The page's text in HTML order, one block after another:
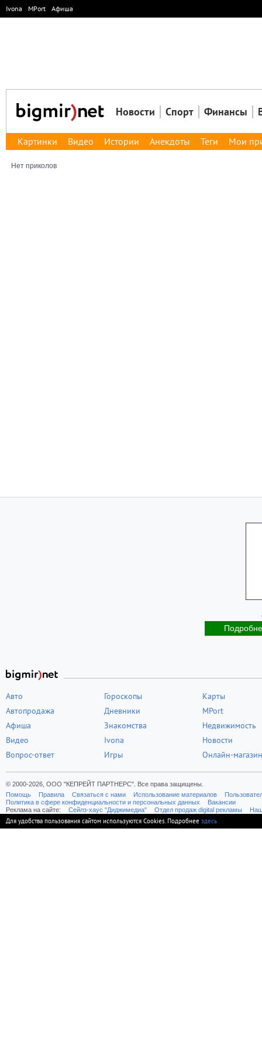
Ivona MPort Афиша
Новости Спорт Финансы
Картинки Видео Истории Анекдоты Теги Мои
Нет приколов
Авто
Автопродажа
Афиша
Видео
Вопрос-ответ
Гороскопы
Дневники
Знакомства
Ivona
Игры
Карты
MPort
Недвижимость
Новости
Онлайн-магазин
© 2000-2026, ООО "КЕПРЕЙТ ПАРТНЕРС". Все права защищены.
Помощь
Правила Связаться с нами Использование материалов
Политика в сфере конфиденциальности и персональных данных
Вакансии
Реклама на сайте:
Cейлз-хаус "Диджимедиа" Отдел продаж digital рекламы
Для удобства пользования сайтом используются Cookies. Подробнее здесь